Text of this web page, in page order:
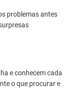
problemas antes
e conhecem cada
o que procurar e